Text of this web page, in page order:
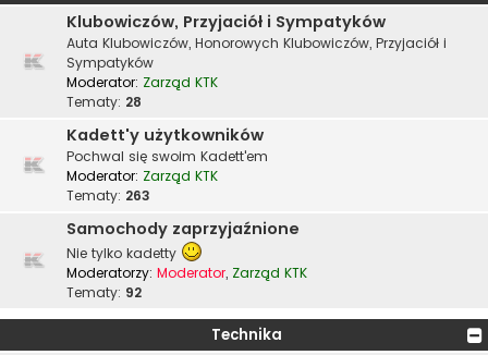
Klubowiczów, Przyjaciół i Sympatyków
Auta Klubowiczów, Honorowych Klubowiczów, Przyjaciół i
Sympatyków
Moderator: Zarząd KTK
Tematy: 28
Kadett'y użytkowników
Pochwal się swoim Kadett'em
Moderator: Zarząd KTK
Tematy: 263
Samochody zaprzyjaźnione
Nie tylko kadetty
Moderatorzy: Moderator, Zarząd KTK
Tematy: 92
Technika